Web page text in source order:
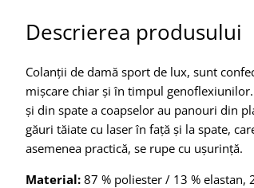
Descrierea produsului
Colanții de damă sport de lux, sunt
mișcare chiar și în timpul
și din spate a coapselor au panouri din
găuri tăiate cu laser în față și la spate,
asemenea practică, se rupe cu ușurință.
Material: 87 % poliester / 13 % elastan,